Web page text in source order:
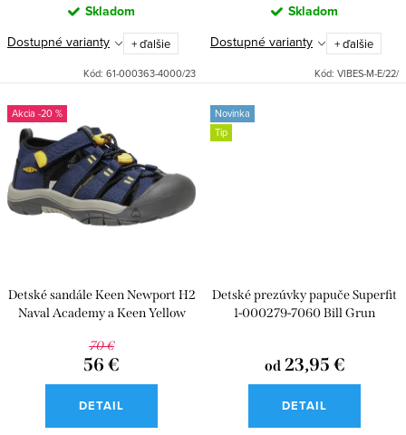
v
Skladom
Dostupné varianty + ďalšie
Kód: 61-000363-4000/23
Skladom
Dostupné varianty + ďalšie
Kód: VIBES-M-E/22/
-20 %
Detské sandále Keen Newport H2
Naval Academy a Keen Yellow
70 €
56 €
DETAIL
Novinka
Tip
Detské prezúvky papuče Superfit
1-000279-7060 Bill Grun
od23,95 €
DETAIL